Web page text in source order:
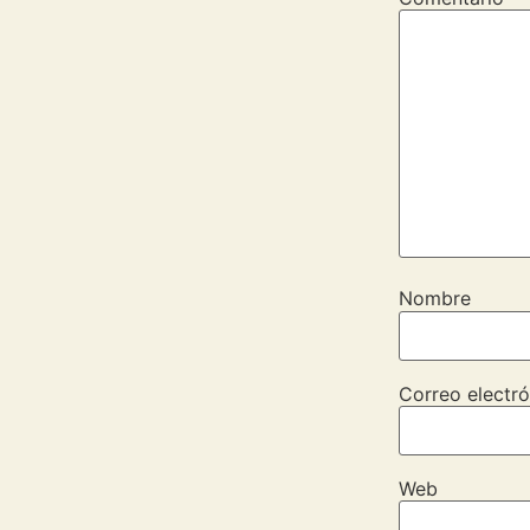
Nombre
Correo
Web